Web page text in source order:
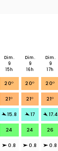
Dim.
9
15h
Dim.
9
16h
Dim.
9
17h
20° 20° 20°
21° 21° 21°
15.8 17 17.4
24 24 26
0.8 0.8 0.8